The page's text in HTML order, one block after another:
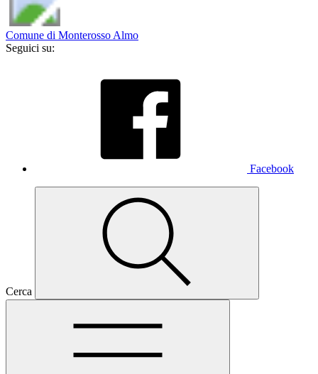
Comune di Monterosso Almo
Seguici su:
Facebook
Cerca